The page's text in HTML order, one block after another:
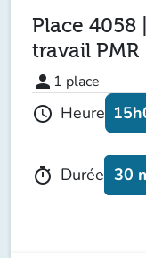
Place 4058
travail PMR
person 1 place
schedule Heure
timer Durée 30